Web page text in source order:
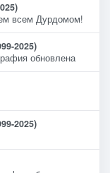
всем Дурдомом!
2025)
обновлена
2025)